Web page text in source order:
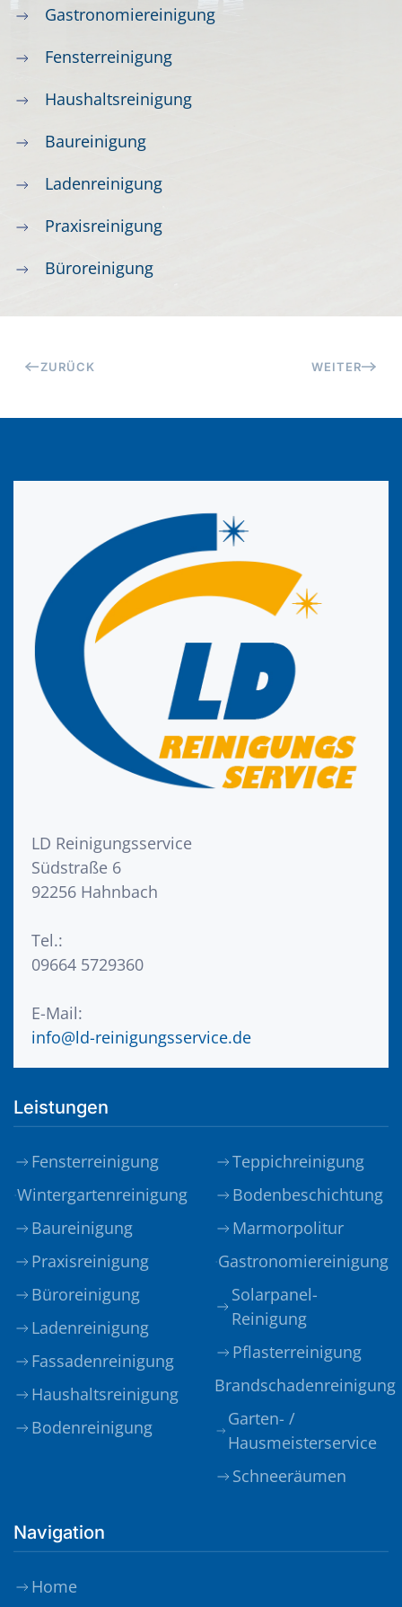
Gastronomiereinigung
Fensterreinigung
Haushaltsreinigung
Baureinigung
Ladenreinigung
Praxisreinigung
Büroreinigung
ZURÜCK WEITER
LD Reinigungsservice
Südstraße 6
92256 Hahnbach
Tel.:
09664 5729360
E-Mail:
info@ld-reinigungsservice.de
Leistungen
Fensterreinigung
Wintergartenreinigung
Baureinigung
Praxisreinigung
Büroreinigung
Ladenreinigung
Fassadenreinigung
Haushaltsreinigung
Bodenreinigung
Teppichreinigung
Bodenbeschichtung
Marmorpolitur
Gastronomiereinigung
Solarpanel-
Reinigung
Pflasterreinigung
Brandschadenreinigung
Garten- /
Hausmeisterservice
Schneeräumen
Navigation
Home